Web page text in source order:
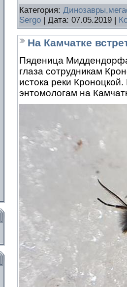
Категория:
Sergo | Дата: 07.05.2019
На Камчатке
Пяденица
глаза сотрудникам
истока реки
энтомологам на